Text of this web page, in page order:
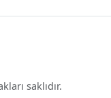
saklıdır.